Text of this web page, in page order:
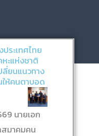
ระเทศไทย
หะแห่งชาติ
ลี่ยนแนวทาง
ให้คนตาบอด
นายเอก
มาคมคน